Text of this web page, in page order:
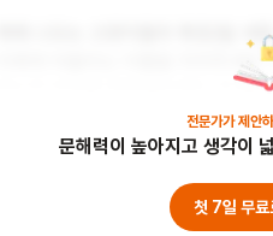
에 나오는 고양이들의 특징(털 색
에게 어울리는 이름을 지어주세요.
는지 이유를 설명해보세요. 이 활
어 표현력을 기를 수 있어요. 또한
수 있는 기회가 됩니다.
전문가가 제안
문해력이 높아지고 생각이
첫 7일 무료